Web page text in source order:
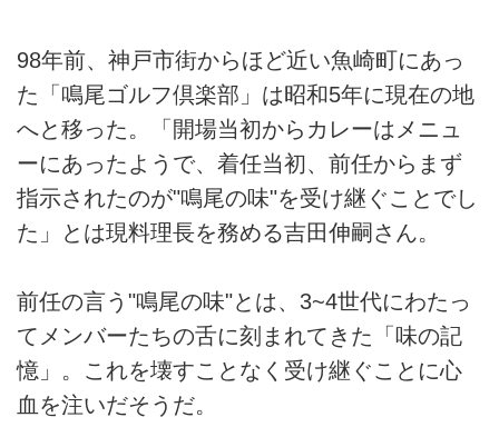
98年前、神戸市街からほど近い魚崎町にあっ
た「鳴尾ゴルフ倶楽部」は昭和5年に現在の地
へと移った。「開場当初からカレーはメニュ
ーにあったようで、着任当初、前任からまず
指示されたのが"鳴尾の味"を受け継ぐことでし
た」とは現料理長を務める吉田伸嗣さん。
前任の言う"鳴尾の味"とは、3~4世代にわたっ
てメンバーたちの舌に刻まれてきた「味の記
憶」。これを壊すことなく受け継ぐことに心
血を注いだそうだ。